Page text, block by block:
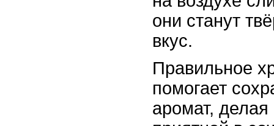
они станут
вкус.
Правильное
помогает
аромат,